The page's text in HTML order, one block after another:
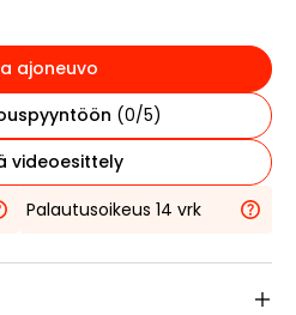
ajoneuvo
(0/5)
videoesittely
Palautusoikeus 14 vrk